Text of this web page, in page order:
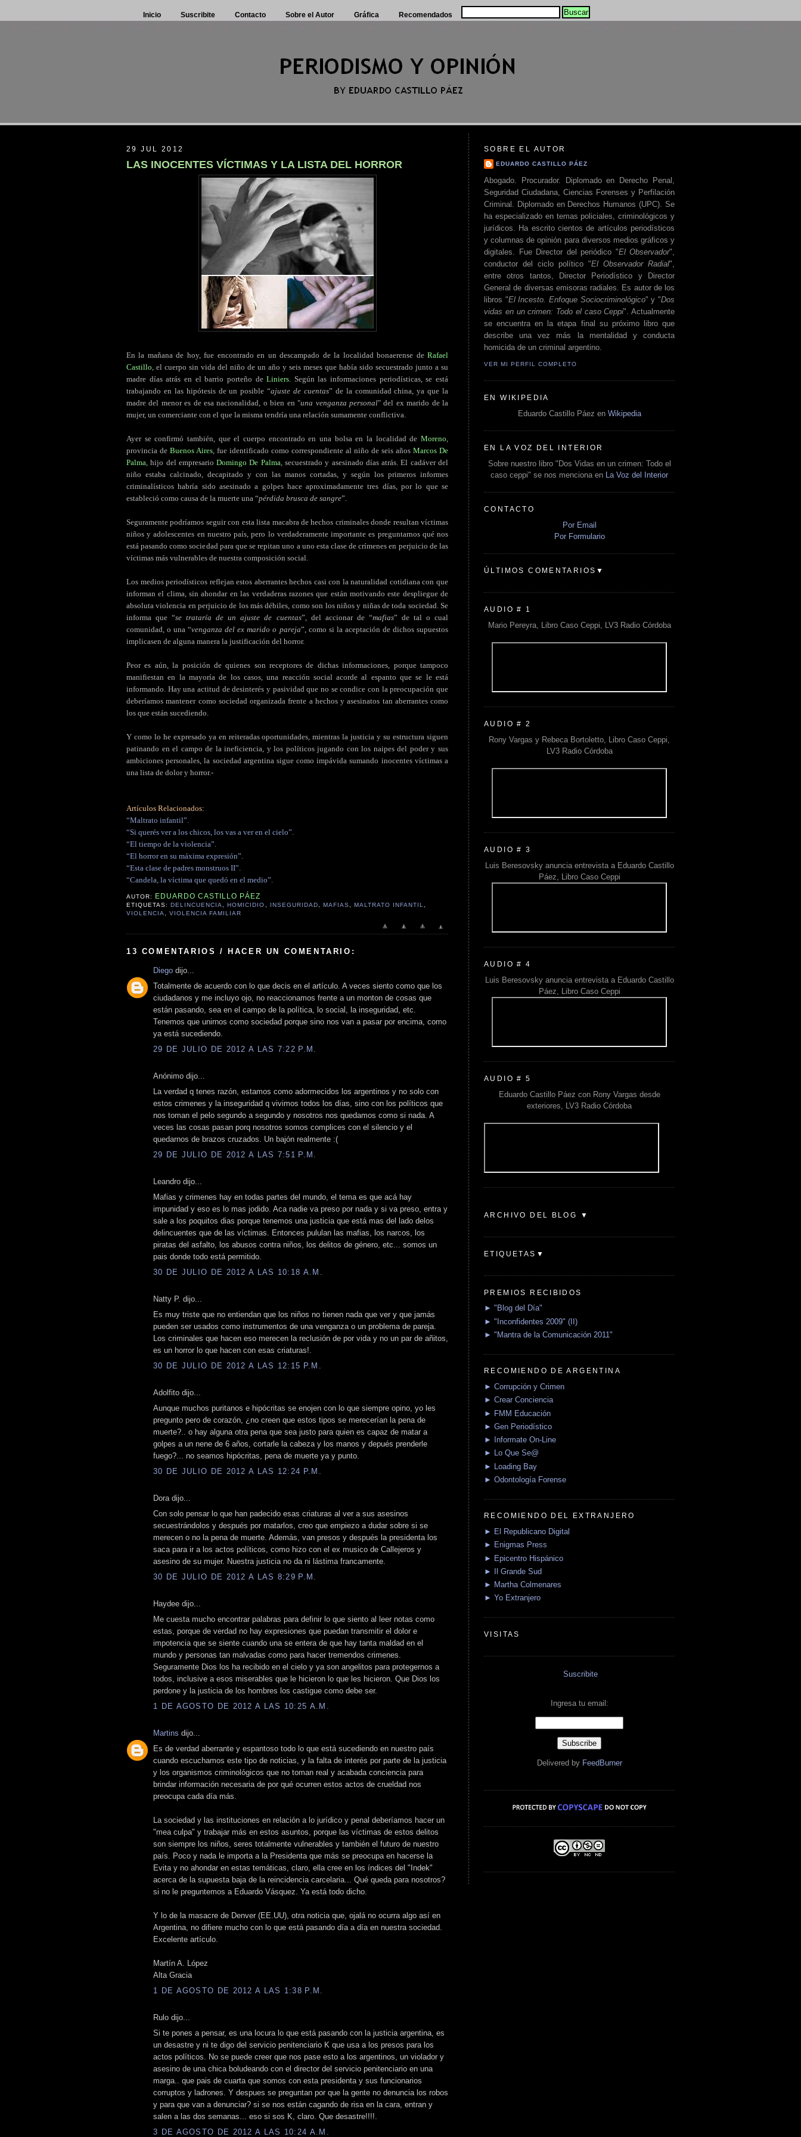
Inicio Suscribite Contacto Sobre el Autor Gráfica Recomendados
29 JUL 2012
LAS INOCENTES VÍCTIMAS Y LA LISTA DEL HORROR
En la mañana de hoy, fue encontrado en un descampado de la localidad bonaerense de Rafael
Castillo, el cuerpo sin vida del niño de un año y seis meses que había sido secuestrado junto a su
madre días atrás en el barrio porteño deLiniers. Según las informaciones periodísticas, se está
trabajando en las hipótesis de un posible “ajuste de cuentas” de la comunidad china, ya que la
madre del menor es de esa nacionalidad, o bien en "una venganza personal" del ex marido de la
mujer, un comerciante con el que la misma tendría una relación sumamente conflictiva.
Ayer se confirmó también, que el cuerpo encontrado en una bolsa en la localidad de Moreno,
provincia de Buenos Aires, fue identificado como correspondiente al niño de seis años Marcos De
Palma, hijo del empresarioDomingo De Palma, secuestrado y asesinado días atrás. El cadáver del
niño estaba calcinado, decapitado y con las manos cortadas, y según los primeros informes
criminalísticos habría sido asesinado a golpes hace aproximadamente tres días, por lo que se
estableció como causa de la muerte una “pérdida brusca de sangre”.
Seguramente podríamos seguir con esta lista macabra de hechos criminales donde resultan víctimas
niños y adolescentes en nuestro país, pero lo verdaderamente importante es preguntarnos qué nos
está pasando como sociedad para que se repitan uno a uno esta clase de crímenes en perjuicio de las
víctimas más vulnerables de nuestra composición social.
Los medios periodísticos reflejan estos aberrantes hechos casi con la naturalidad cotidiana con que
informan el clima, sin ahondar en las verdaderas razones que están motivando este despliegue de
absoluta violencia en perjuicio de los más débiles, como son los niños y niñas de toda sociedad. Se
informa que “se trataría de un ajuste de cuentas”, del accionar de “mafias” de tal o cual
comunidad, o una “venganza del ex marido o pareja”, como si la aceptación de dichos supuestos
implicasen de alguna manera la justificación del horror.
Peor es aún, la posición de quienes son receptores de dichas informaciones, porque tampoco
manifiestan en la mayoría de los casos, una reacción social acorde al espanto que se le está
informando. Hay una actitud de desinterés y pasividad que no se condice con la preocupación que
deberíamos mantener como sociedad organizada frente a hechos y asesinatos tan aberrantes como
los que están sucediendo.
Y como lo he expresado ya en reiteradas oportunidades, mientras la justicia y su estructura siguen
patinando en el campo de la ineficiencia, y los políticos jugando con los naipes del poder y sus
ambiciones personales, la sociedad argentina sigue como impávida sumando inocentes víctimas a
una lista de dolor y horror.-
Artículos Relacionados:
“Maltrato infantil”.
“Si querés ver a los chicos, los vas a ver en el cielo”.
“El tiempo de la violencia”.
“El horror en su máxima expresión”.
“Esta clase de padres monstruos II”.
“Candela, la víctima que quedó en el medio”.
AUTOR: EDUARDO CASTILLO PÁEZ
ETIQUETAS:DELINCUENCIA ,HOMICIDIO INSEGURIDAD MAFIAS MALTRATO INFANTIL
VIOLENCIA
,VIOLENCIA FAMILIAR
13 COMENTARIOS / HACER UN COMENTARIO:
Diego dijo...
Totalmente de acuerdo con lo que decis en el artículo. A veces siento como que los
ciudadanos y me incluyo ojo, no reaccionamos frente a un monton de cosas que
están pasando, sea en el campo de la política, lo social, la inseguridad, etc.
Tenemos que unirnos como sociedad porque sino nos van a pasar por encima, como
ya está sucediendo.
29 DE JULIO DE 2012 A LAS 7:22 P.M.
Anónimo dijo...
La verdad q tenes razón, estamos como adormecidos los argentinos y no solo con
estos crimenes y la inseguridad q vivimos todos los días, sino con los políticos que
nos toman el pelo segundo a segundo y nosotros nos quedamos como si nada. A
veces las cosas pasan porq nosotros somos complices con el silencio y el
quedarnos de brazos cruzados. Un bajón realmente :(
29 DE JULIO DE 2012 A LAS 7:51 P.M.
Leandro dijo...
Mafias y crimenes hay en todas partes del mundo, el tema es que acá hay
impunidad y eso es lo mas jodido. Aca nadie va preso por nada y si va preso, entra y
sale a los poquitos dias porque tenemos una justicia que está mas del lado delos
delincuentes que de las víctimas. Entonces pululan las mafias, los narcos, los
piratas del asfalto, los abusos contra niños, los delitos de género, etc... somos un
pais donde todo está permitido.
30 DE JULIO DE 2012 A LAS 10:18 A.M.
Natty P. dijo...
Es muy triste que no entiendan que los niños no tienen nada que ver y que jamás
pueden ser usados como instrumentos de una venganza o un problema de pareja.
Los criminales que hacen eso merecen la reclusión de por vida y no un par de añitos,
es un horror lo que hacen con esas criaturas!.
30 DE JULIO DE 2012 A LAS 12:15 P.M.
Adolfito dijo...
Aunque muchos puritanos e hipócritas se enojen con lo que siempre opino, yo les
pregunto pero de corazón, ¿no creen que estos tipos se merecerían la pena de
muerte?.. o hay alguna otra pena que sea justo para quien es capaz de matar a
golpes a un nene de 6 años, cortarle la cabeza y los manos y depués prenderle
fuego?... no seamos hipócritas, pena de muerte ya y punto.
30 DE JULIO DE 2012 A LAS 12:24 P.M.
Dora dijo...
Con solo pensar lo que han padecido esas criaturas al ver a sus asesinos
secuestrándolos y después por matarlos, creo que empiezo a dudar sobre si se
merecen o no la pena de muerte. Además, van presos y después la presidenta los
saca para ir a los actos políticos, como hizo con el ex musico de Callejeros y
asesino de su mujer. Nuestra justicia no da ni lástima francamente.
30 DE JULIO DE 2012 A LAS 8:29 P.M.
Haydee dijo...
Me cuesta mucho encontrar palabras para definir lo que siento al leer notas como
estas, porque de verdad no hay expresiones que puedan transmitir el dolor e
impotencia que se siente cuando una se entera de que hay tanta maldad en el
mundo y personas tan malvadas como para hacer tremendos crimenes.
Seguramente Dios los ha recibido en el cielo y ya son angelitos para protegernos a
todos, inclusive a esos miserables que le hicieron lo que les hicieron. Que Dios los
perdone y la justicia de los hombres los castigue como debe ser.
1 DE AGOSTO DE 2012 A LAS 10:25 A.M.
Martins dijo...
Es de verdad aberrante y espantoso todo lo que está sucediendo en nuestro país
cuando escuchamos este tipo de noticias, y la falta de interés por parte de la justicia
y los organismos criminológicos que no toman real y acabada conciencia para
brindar información necesaria de por qué ocurren estos actos de crueldad nos
preocupa cada día más.
La sociedad y las instituciones en relación a lo jurídico y penal deberíamos hacer un
"mea culpa" y trabajar más en estos asuntos, porque las víctimas de estos delitos
son siempre los niños, seres totalmente vulnerables y también el futuro de nuestro
país. Poco y nada le importa a la Presidenta que más se preocupa en hacerse la
Evita y no ahondar en estas temáticas, claro, ella cree en los índices del "Indek"
acerca de la supuesta baja de la reincidencia carcelaria... Qué queda para nosotros?
si no le preguntemos a Eduardo Vásquez. Ya está todo dicho.
Y lo de la masacre de Denver (EE.UU), otra noticia que, ojalá no ocurra algo así en
Argentina, no difiere mucho con lo que está pasando día a día en nuestra sociedad.
Excelente artículo.
Martín A. López
Alta Gracia
1 DE AGOSTO DE 2012 A LAS 1:38 P.M.
Rulo dijo...
Si te pones a pensar, es una locura lo que está pasando con la justicia argentina, es
un desastre y ni te digo del servicio penitenciario K que usa a los presos para los
actos políticos. No se puede creer que nos pase esto a los argentinos, un violador y
asesino de una chica boludeando con el director del servicio penitenciario en una
marga.. que pais de cuarta que somos con esta presidenta y sus funcionarios
corruptos y ladrones. Y despues se preguntan por que la gente no denuncia los robos
y para que van a denunciar? si se nos están cagando de risa en la cara, entran y
salen a las dos semanas... eso si sos K, claro. Que desastre!!!!.
3 DE AGOSTO DE 2012 A LAS 10:24 A.M.
SOBRE EL AUTOR
EDUARDO CASTILLO PÁEZ
Abogado. Procurador. Diplomado en Derecho Penal,
Seguridad Ciudadana, Ciencias Forenses y Perfilación
Criminal. Diplomado en Derechos Humanos (UPC). Se
ha especializado en temas policiales, criminológicos y
jurídicos. Ha escrito cientos de artículos periodísticos
y columnas de opinión para diversos medios gráficos y
digitales. Fue Director del periódico "El Observador",
conductor del ciclo político "El Observador Radial",
entre otros tantos, Director Periodístico y Director
General de diversas emisoras radiales. Es autor de los
libros "El Incesto. Enfoque Sociocriminológico" y "Dos
vidas en un crimen: Todo el caso Ceppi". Actualmente
se encuentra en la etapa final su próximo libro que
describe una vez más la mentalidad y conducta
homicida de un criminal argentino.
VER MI PERFIL COMPLETO
EN WIKIPEDIA
Eduardo Castillo Páez en Wikipedia
EN LA VOZ DEL INTERIOR
Sobre nuestro libro "Dos Vidas en un crimen: Todo el
caso ceppi" se nos menciona en
La Voz del Interior
CONTACTO
Por Email
Por Formulario
ÚLTIMOS COMENTARIOS▼
AUDIO # 1
Mario Pereyra, Libro Caso Ceppi, LV3 Radio Córdoba
AUDIO # 2
Rony Vargas y Rebeca Bortoletto, Libro Caso Ceppi,
LV3 Radio Córdoba
AUDIO # 3
Luis Beresovsky anuncia entrevista a Eduardo Castillo
Páez, Libro Caso Ceppi
AUDIO # 4
Luis Beresovsky anuncia entrevista a Eduardo Castillo
Páez, Libro Caso Ceppi
AUDIO # 5
Eduardo Castillo Páez con Rony Vargas desde
exteriores, LV3 Radio Córdoba
ARCHIVO DEL BLOG ▼
ETIQUETAS▼
PREMIOS RECIBIDOS
► "Blog del Día"
► "Inconfidentes 2009" (II)
► "Mantra de la Comunicación 2011"
RECOMIENDO DE ARGENTINA
► Corrupción y Crimen
► Crear Conciencia
► FMM Educación
► Gen Periodístico
► Informate On-Line
► Lo Que Se@
► Loading Bay
► Odontología Forense
RECOMIENDO DEL EXTRANJERO
► El Republicano Digital
► Enigmas Press
► Epicentro Hispánico
► Il Grande Sud
► Martha Colmenares
► Yo Extranjero
VISITAS
Suscribite
Ingresa tu email:
Delivered by FeedBurner